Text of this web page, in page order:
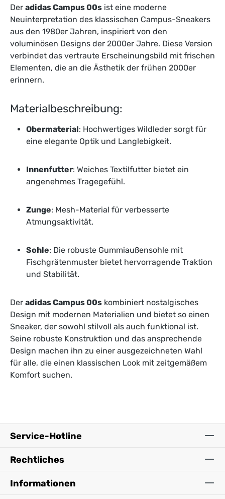
Der adidas Campus 00s ist eine moderne
Neuinterpretation des klassischen Campus-Sneakers
aus den 1980er Jahren, inspiriert von den
voluminösen Designs der 2000er Jahre. Diese Version
verbindet das vertraute Erscheinungsbild mit frischen
Elementen, die an die Ästhetik der frühen 2000er
erinnern.
Materialbeschreibung:
Obermaterial: Hochwertiges Wildleder sorgt für
eine elegante Optik und Langlebigkeit.
Innenfutter: Weiches Textilfutter bietet ein
angenehmes Tragegefühl.
Zunge: Mesh-Material für verbesserte
Atmungsaktivität.
Sohle: Die robuste Gummiaußensohle mit
Fischgrätenmuster bietet hervorragende Traktion
und Stabilität.
Der adidas Campus 00s kombiniert nostalgisches
Design mit modernen Materialien und bietet so einen
Sneaker, der sowohl stilvoll als auch funktional ist.
Seine robuste Konstruktion und das ansprechende
Design machen ihn zu einer ausgezeichneten Wahl
für alle, die einen klassischen Look mit zeitgemäßem
Komfort suchen.
Service-Hotline
Rechtliches
Informationen